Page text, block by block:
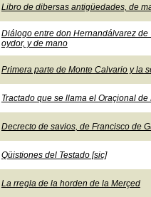
Libro de dibersas antigüedades, de
Diálogo entre don Hernandálvarez
oydor, y de mano
Primera parte de Monte Calvario y la
Tractado que se llama el Oraçional
Decrecto de savios, de Francisco de
Qüistiones del Testado [sic]
La rregla de la horden de la Merçed